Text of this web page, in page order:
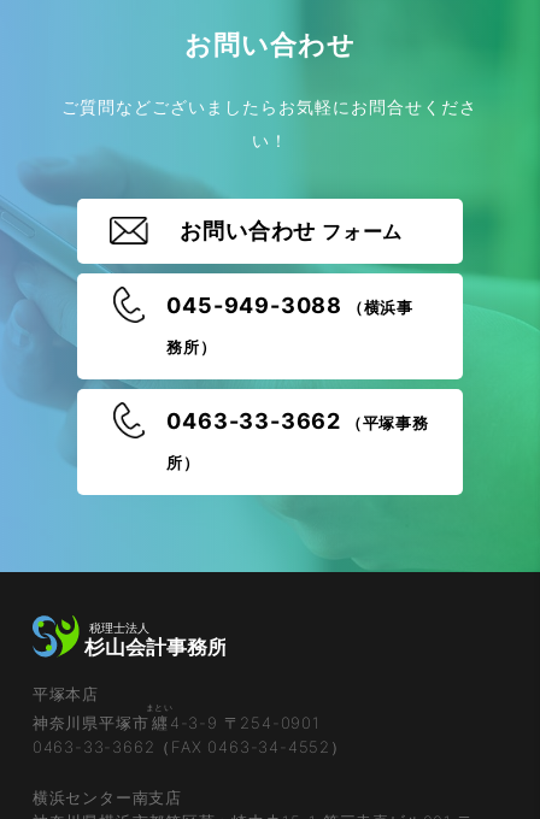
お問い合わせ
ご質問などございましたらお気軽にお問合せくださ
い！
お問い合わせ フォーム
045-949-3088 （横浜事
務所）
0463-33-3662 （平塚事務
所）
平塚本店
神奈川県平塚市纒
まとい
4-3-9 〒254-0901
0463-33-3662（FAX 0463-34-4552）
横浜センター南支店